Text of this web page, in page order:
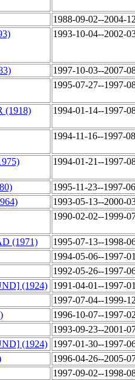
1988-09-02--2004-
1993-10-04--2002-
1997-10-03--2007-
1995-07-27--1997-
(1918) 1994-01-14--1997-
1994-11-16--1997-
1994-01-21--1997-
1995-11-23--1997-
1993-05-13--2000-
1990-02-02--1999-
(1971)
1995-07-13--1998-
1994-05-06--1997-
1992-05-26--1997-
(1924) 1991-04-01--1997-
1997-07-04--1999-
1996-10-07--1997-
1993-09-23--2001-
(1924) 1997-01-30--1997-
1996-04-26--2005-
1997-09-02--1998-